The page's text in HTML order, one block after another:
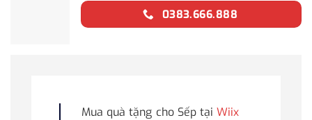
0383.666.888
Mua quà tặng cho Sếp tại Wiix